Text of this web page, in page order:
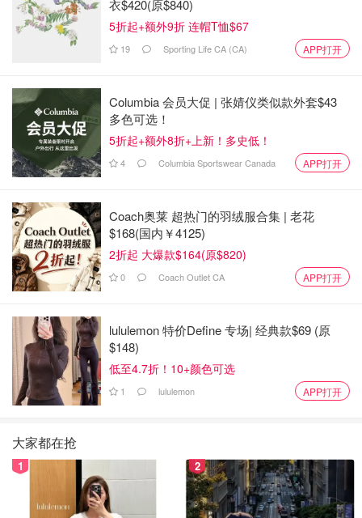
衣$420(原$840)
5折起+额外9折 连帽T恤$67
19 Sporting Life CA (CA) APP打开
Columbia 会员大促 | 张婧仪类似款外套$43
多色可选！
5折起+额外8折+上新！多史低！
4 Columbia Sportswear Canada APP打开
Coach奥莱 超热门的羽绒服合集 | 老花
$168(国内￥4125)
2折起 大爆款$164(原$820)
0 Coach Outlet CA APP打开
lululemon 特价Define 专场| 经典款$69 (原
$148)
低至4.7折！10+颜色可选
1 lululemon APP打开
大家都在抢
1 2